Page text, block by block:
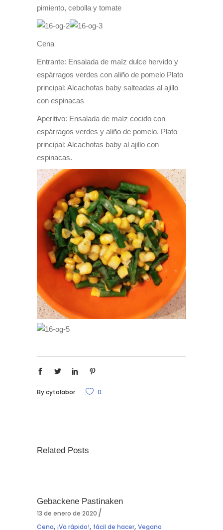
pimiento, cebolla y tomate
Cena
Entrante: Ensalada de maíz dulce hervido y
espárragos verdes con aliño de pomelo Plato
principal: Alcachofas baby salteadas al ajillo
con espinacas
Aperitivo: Ensalada de maíz cocido con
espárragos verdes y aliño de pomelo. Plato
principal: Alcachofas baby al ajillo con
espinacas.
Bycytolabor 0
Related Posts
Gebackene Pastinaken
13 de enero de 2020
Cena, ¡Va rápido!, fácil de hacer, Vegano